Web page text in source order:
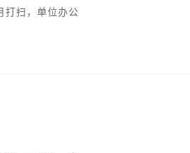
打扫，单位办公